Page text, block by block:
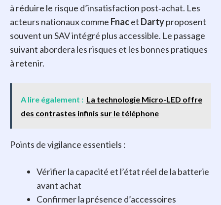
à réduire le risque d’insatisfaction post‑achat. Les
acteurs nationaux comme Fnacet Dartyproposent
souvent un SAV intégré plus accessible. Le passage
suivant abordera les risques et les bonnes pratiques
à retenir.
A lire également : La technologie Micro-LED offre
des contrastes infinis sur le téléphone
Points de vigilance essentiels :
Vérifier la capacité et l’état réel de la batterie
avant achat
Confirmer la présence d’accessoires